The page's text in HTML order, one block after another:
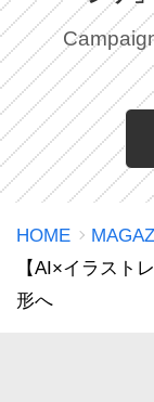
してデ
HOME
【AI×イラスト
形へ